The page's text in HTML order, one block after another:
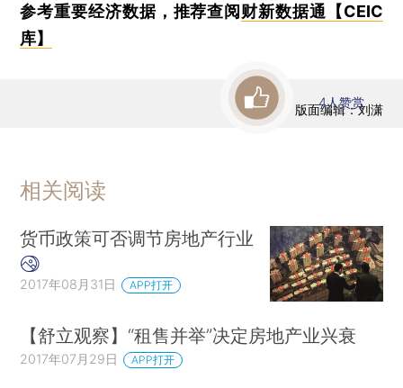
参考重要经济数据，推荐查阅财新数据通【CEIC
库】
版面编辑：刘潇
4人赞赏
相关阅读
货币政策可否调节房地产行业
2017年08月31日 APP打开
【舒立观察】“租售并举”决定房地产业兴衰
2017年07月29日 APP打开